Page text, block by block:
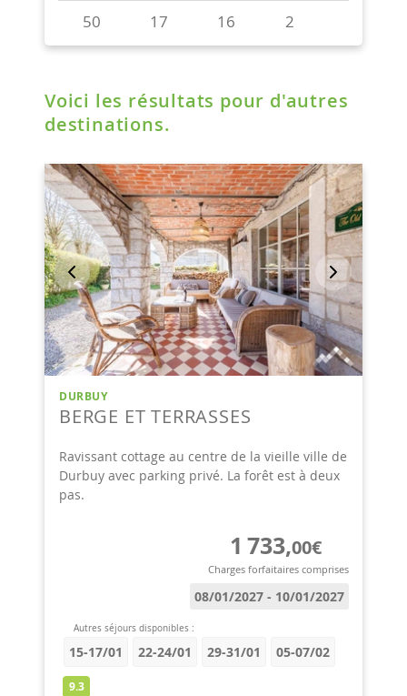
Voici les résultats pour d'autres
destinations.